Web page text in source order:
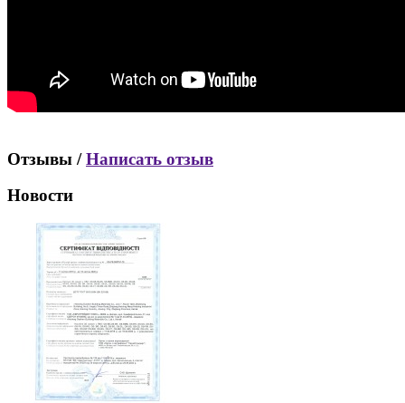
Отзывы /Написать отзыв
Новости